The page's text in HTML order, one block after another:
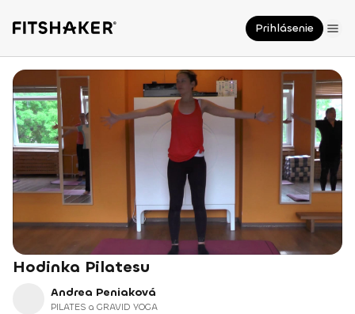
Prihlásenie
Hodinka Pilatesu
Andrea Peniaková
PILATES a GRAVID YOGA